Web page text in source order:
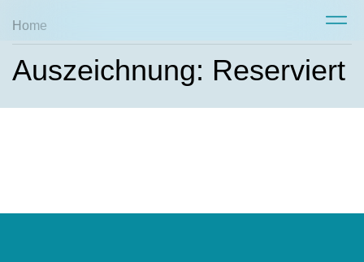
Home
Auszeichnung: Reserviert